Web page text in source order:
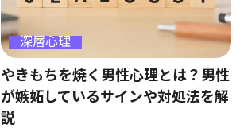
深層心理
やきもちを焼く男性心理とは？男性
が嫉妬しているサインや対処法を解
説